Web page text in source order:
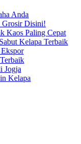
Anda
Grosir Disini!
Kaos Paling Cepat
Kelapa Terbaik
Jogja
Kelapa